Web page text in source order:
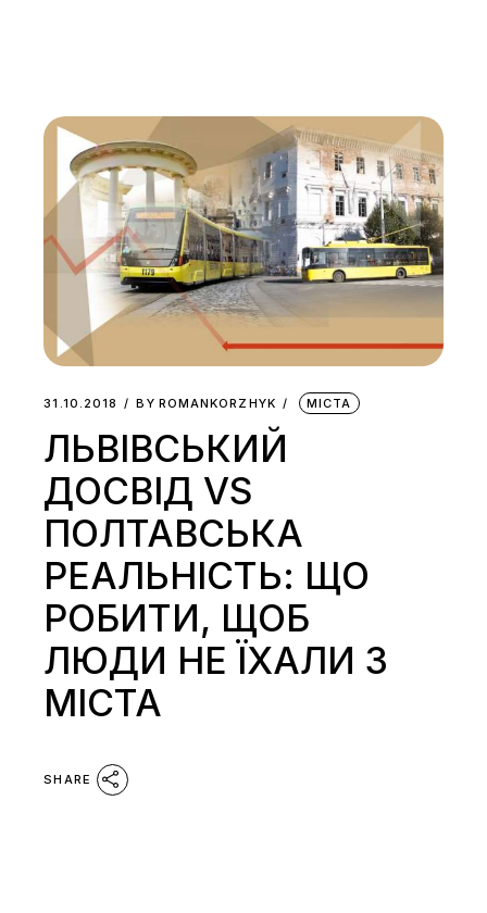
31.10.2018 BY ROMANKORZHYK МІСТА
ЛЬВІВСЬКИЙ
ДОСВІД VS
ПОЛТАВСЬКА
РЕАЛЬНІСТЬ: ЩО
РОБИТИ, ЩОБ
ЛЮДИ НЕ ЇХАЛИ З
МІСТА
SHARE